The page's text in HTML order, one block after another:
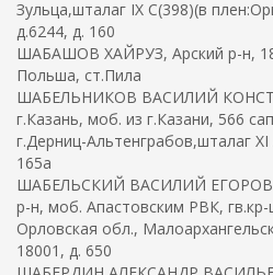
Зульца,шталаг IX C(398)(в
д.6244, д. 160
ШАБАШОВ ХАЙРУЗ, Арский р-н,
Польша, ст.Пила
ШАБЕЛЬНИКОВ ВАСИЛИЙ
г.Казань, моб. из г.Казани, 566
г.Дерниц-Альтенграбов,шталаг
165а
ШАБЕЛЬСКИЙ ВАСИЛИЙ
р-н, моб. Апастовским РВК, гв.кр-
Орловская обл.,
18001, д. 650